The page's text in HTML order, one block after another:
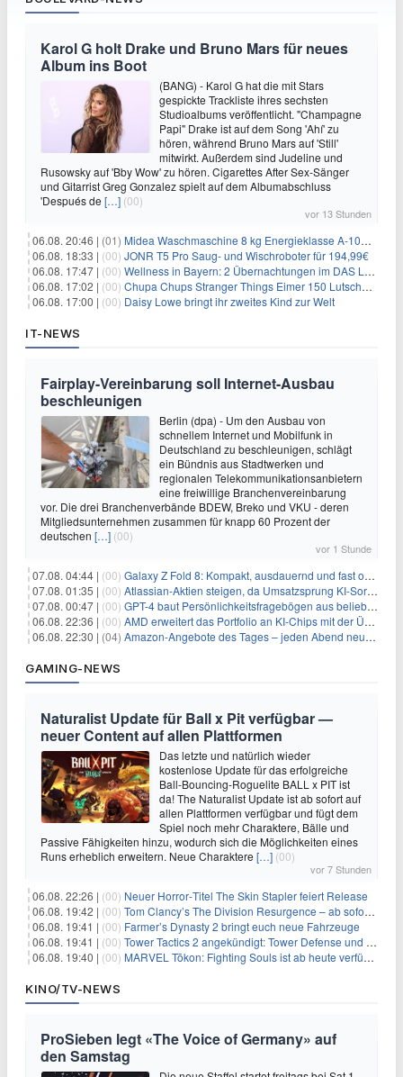
Karol G holt Drake und Bruno Mars für neues
Album ins Boot
(BANG) - Karol G hat die mit Stars
gespickte Trackliste ihres sechsten
Studioalbums veröffentlicht. "Champagne
Papi" Drake ist auf dem Song 'Ahí' zu
hören, während Bruno Mars auf 'Still'
mitwirkt. Außerdem sind Judeline und
Rusowsky auf 'Bby Wow' zu hören. Cigarettes After Sex-Sänger
und Gitarrist Greg Gonzalez spielt auf dem Albumabschluss
'Después de […] (00)
vor 13 Stunden
06.08. 20:46 | (01) Midea Waschmaschine 8 kg Energieklasse A-10% 1400 U/Min für 289,97€
06.08. 18:33 | (00) JONR T5 Pro Saug- und Wischroboter für 194,99€
06.08. 17:47 | (00) Wellness in Bayern: 2 Übernachtungen im DAS LUDWIG Sports Resort inkl. HP + Wellness ab 174€ p.P.
06.08. 17:02 | (00) Chupa Chups Stranger Things Eimer 150 Lutscher für 21,95€
06.08. 17:00 | (00) Daisy Lowe bringt ihr zweites Kind zur Welt
IT-NEWS
Fairplay-Vereinbarung soll Internet-Ausbau
beschleunigen
Berlin (dpa) - Um den Ausbau von
schnellem Internet und Mobilfunk in
Deutschland zu beschleunigen, schlägt
ein Bündnis aus Stadtwerken und
regionalen Telekommunikationsanbietern
eine freiwillige Branchenvereinbarung
vor. Die drei Branchenverbände BDEW, Breko und VKU - deren
Mitgliedsunternehmen zusammen für knapp 60 Prozent der
deutschen […] (00)
vor 1 Stunde
07.08. 04:44 | (00) Galaxy Z Fold 8: Kompakt, ausdauernd und fast ohne Falte
07.08. 01:35 | (00) Atlassian-Aktien steigen, da Umsatzsprung KI-Sorgen dämpft
07.08. 00:47 | (00) GPT-4 baut Persönlichkeitsfragebögen aus beliebigen Texten und sagt Antworten voraus
06.08. 22:36 | (00) AMD erweitert das Portfolio an KI-Chips mit der Übernahme von Taalas
06.08. 22:30 | (04) Amazon-Angebote des Tages – jeden Abend neue Deals zum Stöbern
GAMING-NEWS
Naturalist Update für Ball x Pit verfügbar —
neuer Content auf allen Plattformen
Das letzte und natürlich wieder
kostenlose Update für das erfolgreiche
Ball-Bouncing-Roguelite BALL x PIT ist
da! The Naturalist Update ist ab sofort auf
allen Plattformen verfügbar und fügt dem
Spiel noch mehr Charaktere, Bälle und
Passive Fähigkeiten hinzu, wodurch sich die Möglichkeiten eines
Runs erheblich erweitern. Neue Charaktere […] (00)
vor 7 Stunden
06.08. 22:26 | (00) Neuer Horror‑Titel The Skin Stapler feiert Release
06.08. 19:42 | (00) Tom Clancy’s The Division Resurgence – ab sofort für euch verfügbar
06.08. 19:41 | (00) Farmer’s Dynasty 2 bringt euch neue Fahrzeuge
06.08. 19:41 | (00) Tower Tactics 2 angekündigt: Tower Defense und Deckbuilding Kombo kehrt zurück
06.08. 19:40 | (00) MARVEL Tōkon: Fighting Souls ist ab heute verfügbar
KINO/TV-NEWS
ProSieben legt «The Voice of Germany» auf
den Samstag